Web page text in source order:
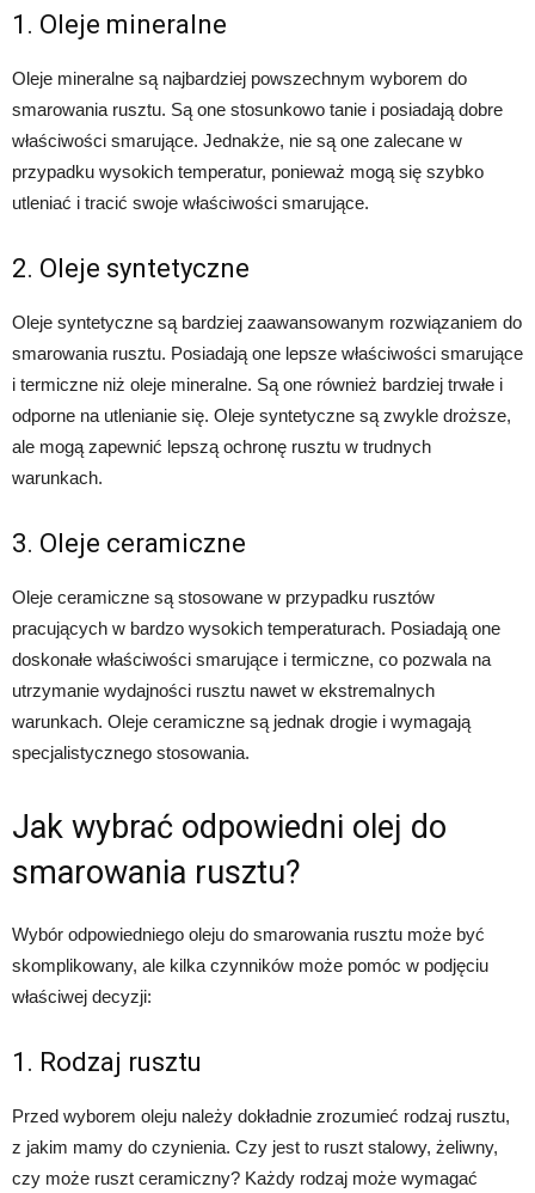
1. Oleje mineralne
Oleje mineralne są najbardziej powszechnym wyborem do
smarowania rusztu. Są one stosunkowo tanie i posiadają dobre
właściwości smarujące. Jednakże, nie są one zalecane w
przypadku wysokich temperatur, ponieważ mogą się szybko
utleniać i tracić swoje właściwości smarujące.
2. Oleje syntetyczne
Oleje syntetyczne są bardziej zaawansowanym rozwiązaniem do
smarowania rusztu. Posiadają one lepsze właściwości smarujące
i termiczne niż oleje mineralne. Są one również bardziej trwałe i
odporne na utlenianie się. Oleje syntetyczne są zwykle droższe,
ale mogą zapewnić lepszą ochronę rusztu w trudnych
warunkach.
3. Oleje ceramiczne
Oleje ceramiczne są stosowane w przypadku rusztów
pracujących w bardzo wysokich temperaturach. Posiadają one
doskonałe właściwości smarujące i termiczne, co pozwala na
utrzymanie wydajności rusztu nawet w ekstremalnych
warunkach. Oleje ceramiczne są jednak drogie i wymagają
specjalistycznego stosowania.
Jak wybrać odpowiedni olej do
smarowania rusztu?
Wybór odpowiedniego oleju do smarowania rusztu może być
skomplikowany, ale kilka czynników może pomóc w podjęciu
właściwej decyzji:
1. Rodzaj rusztu
Przed wyborem oleju należy dokładnie zrozumieć rodzaj rusztu,
z jakim mamy do czynienia. Czy jest to ruszt stalowy, żeliwny,
czy może ruszt ceramiczny? Każdy rodzaj może wymagać